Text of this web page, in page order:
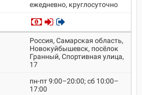
ежедневно, круглосуточно
Россия, Самарская область,
Новокуйбышевск, посёлок
Гранный, Спортивная улица,
17
пн-пт 9:00–20:00; сб 10:00–
17:00